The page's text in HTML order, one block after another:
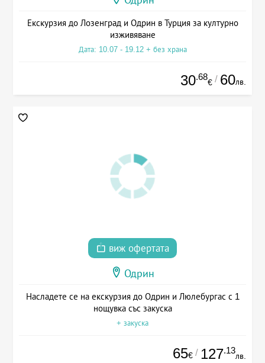
Екскурзия до Лозенград и Одрин в Турция за културно
изживяване
Дата: 10.07 - 19.12 + без храна
30.68
€ / 60лв.
виж офертата
Одрин
Насладете се на екскурзия до Одрин и Люлебургас с 1
нощувка със закуска
+ закуска
65€ / 127.13
лв.